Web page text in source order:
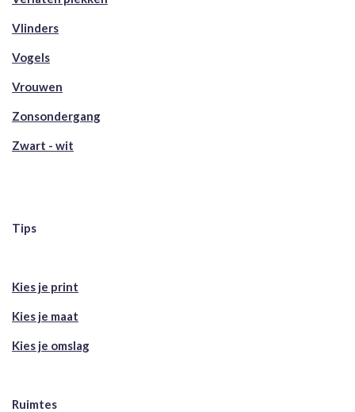
Vlinders
Vogels
Vrouwen
Zonsondergang
Zwart - wit
Tips
Kies je print
Kies je maat
Kies je omslag
Ruimtes